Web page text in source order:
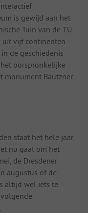
is gewijd aan het
Tuin van de TU
uit vijf continenten
de geschiedenis
oorspronkelijke
monument Bautzner
staat het hele jaar
nu gaat om het
de Dresdener
augustus of de
altijd wel iets te